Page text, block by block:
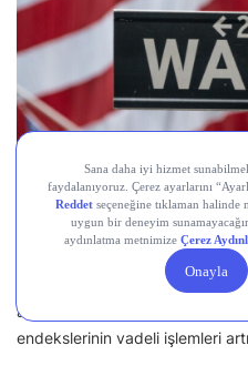
ABD hisse senedi vadeli
ardından çarşamba günü
endekslerinin vadeli işlemleri